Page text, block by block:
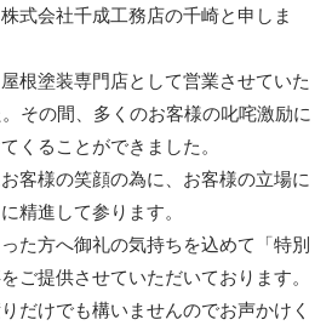
式会社千成工務店の千崎と申しま
根塗装専門店として営業させていた
その間、多くのお客様の叱咤激励に
くることができました。
客様の笑顔の為に、お客様の立場に
精進して参ります。
た方へ御礼の気持ちを込めて「特別
ご提供させていただいております。
だけでも構いませんのでお声かけく